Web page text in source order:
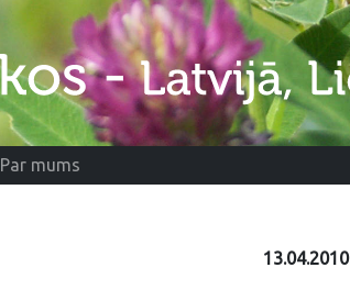
Par mums
13.04.2010